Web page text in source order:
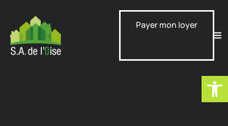
Ouvrir
Payer mon loyer